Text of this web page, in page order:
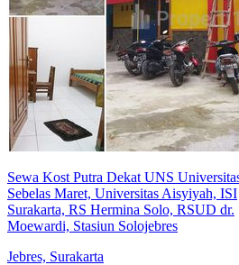
Sewa Kost Putra Dekat UNS
Sebelas Maret, Universitas Aisyiyah, ISI
Surakarta, RS Hermina Solo, RSUD dr.
Moewardi, Stasiun Solojebres
Jebres, Surakarta